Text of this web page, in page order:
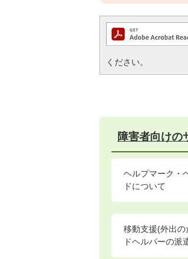
ください。
障害者向けの
ヘルプマーク・
ドについて
移動支援(外出の
ドヘルパーの派